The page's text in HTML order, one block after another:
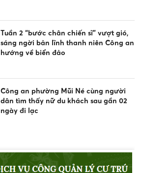
Tuần 2 “bước chân chiến sĩ” vượt gió,
sáng ngời bản lĩnh thanh niên Công an
hướng về biển đảo
Công an phường Mũi Né cùng người
dân tìm thấy nữ du khách sau gần 02
ngày đi lạc
thông, phòng chống đuối nước và